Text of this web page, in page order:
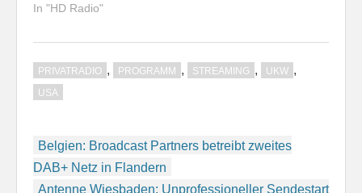
In "HD Radio"
PRIVATRADIO , PROGRAMM , STREAMING , UKW ,
USA
Beitragsnavigation
Belgien: Broadcast Partners betreibt zweites
DAB+ Netz in Flandern
Antenne Wiesbaden: Unprofessioneller Sendestart